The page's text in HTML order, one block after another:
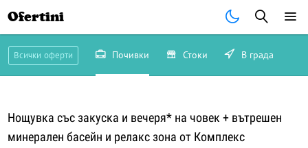
Ofertini
Всички оферти Почивки Стоки В града
Нощувка със закуска и вечеря* на човек + вътрешен
минерален басейн и релакс зона от Комплекс